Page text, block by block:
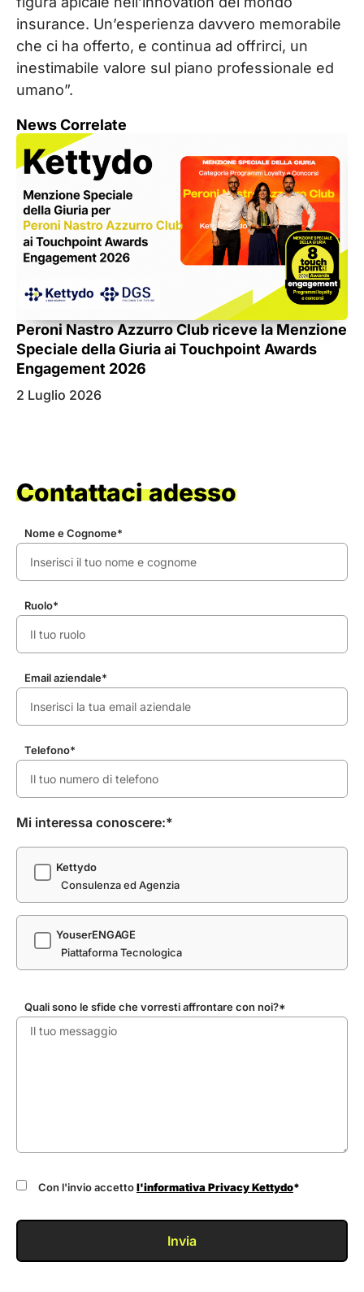
insurance. Un’esperienza davvero memorabile
che ci ha offerto, e continua ad offrirci, un
inestimabile valore sul piano professionale ed
umano”.
News Correlate
Peroni Nastro Azzurro Club riceve la Menzione
Speciale della Giuria ai Touchpoint Awards
Engagement 2026
2 Luglio 2026
Contattaci adesso
Nome e Cognome*
Ruolo*
Email aziendale*
Telefono*
Mi interessa conoscere:*
Kettydo
Consulenza ed Agenzia
YouserENGAGE
Piattaforma Tecnologica
Quali sono le sfide che vorresti affrontare con noi?*
Con l'invio accettol'informativa Privacy Kettydo*
Invia